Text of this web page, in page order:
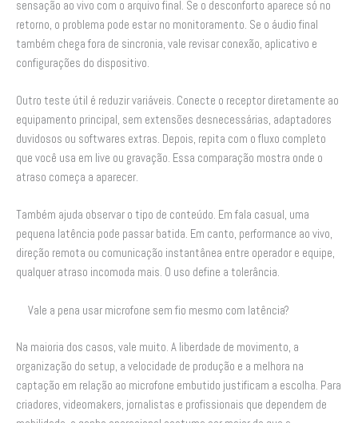
sensação ao vivo com o arquivo final. Se o desconforto aparece só no
retorno, o problema pode estar no monitoramento. Se o áudio final
também chega fora de sincronia, vale revisar conexão, aplicativo e
configurações do dispositivo.
Outro teste útil é reduzir variáveis. Conecte o receptor diretamente ao
equipamento principal, sem extensões desnecessárias, adaptadores
duvidosos ou softwares extras. Depois, repita com o fluxo completo
que você usa em live ou gravação. Essa comparação mostra onde o
atraso começa a aparecer.
Também ajuda observar o tipo de conteúdo. Em fala casual, uma
pequena latência pode passar batida. Em canto, performance ao vivo,
direção remota ou comunicação instantânea entre operador e equipe,
qualquer atraso incomoda mais. O uso define a tolerância.
Vale a pena usar microfone sem fio mesmo com latência?
Na maioria dos casos, vale muito. A liberdade de movimento, a
organização do setup, a velocidade de produção e a melhora na
captação em relação ao microfone embutido justificam a escolha. Para
criadores, videomakers, jornalistas e profissionais que dependem de